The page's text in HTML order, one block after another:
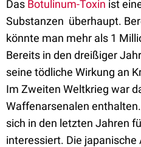
Das Botulinum-Toxin ist
Substanzen überhaupt.
könnte man mehr als 1
Bereits in den dreißiger
seine tödliche Wirkung an
Im Zweiten Weltkrieg war
Waffenarsenalen
sich in den letzten Jahren
interessiert. Die japanische